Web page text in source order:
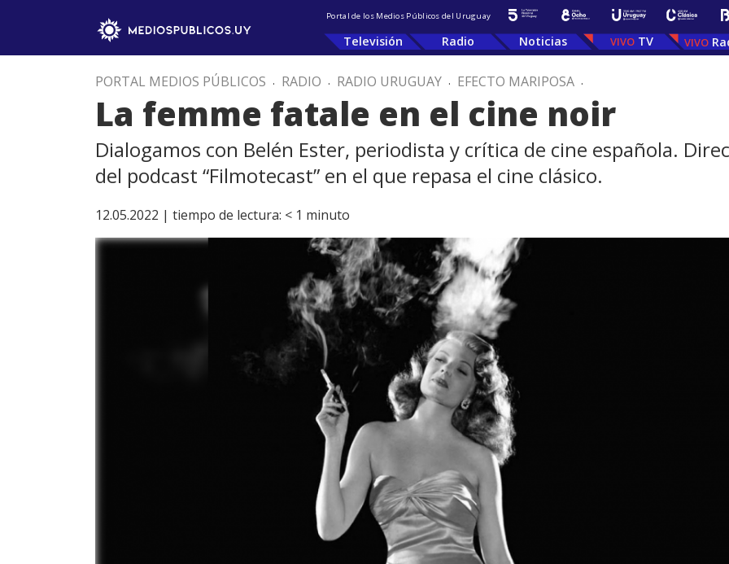
Portal de los Medios Públicos del Uruguay
Televisión Radio Noticias TV
PORTAL MEDIOS PÚBLICOS . RADIO . RADIO URUGUAY . EFECTO MARIPOSA .
La femme fatale en el cine noir
Dialogamos con Belén Ester, periodista y crítica de cine española.
del podcast “Filmotecast” en el que repasa el cine clásico.
12.05.2022 | tiempo de lectura: < 1 minuto